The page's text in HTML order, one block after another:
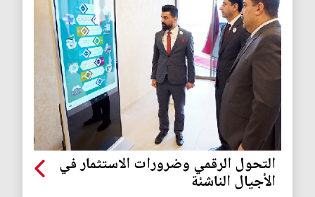
التحول الرقمي وضرورات الاستثمار في
الأجيال الناشئة